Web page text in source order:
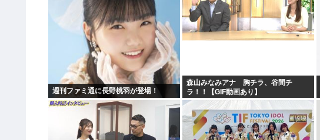
週刊ファミ通に長野桃羽が登場！
森山みなみアナ 胸チラ、谷間チ
ラ！！【GIF動画あり】